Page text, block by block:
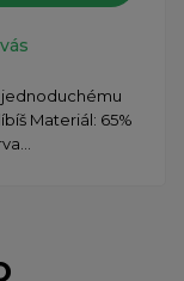
Materiál: 65%